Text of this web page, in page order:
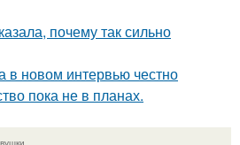
почему так сильно
в новом интервью честно
пока не в планах.